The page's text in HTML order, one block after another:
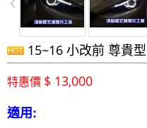
15~16 小改前 尊貴
特惠價 $ 13,000
適用: